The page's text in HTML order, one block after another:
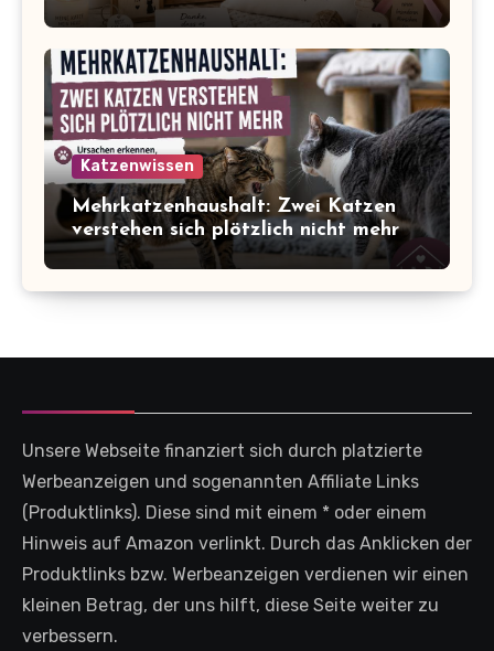
Katzenwissen
Mehrkatzenhaushalt: Zwei Katzen
verstehen sich plötzlich nicht mehr
Unsere Webseite finanziert sich durch platzierte
Werbeanzeigen und sogenannten Affiliate Links
(Produktlinks). Diese sind mit einem * oder einem
Hinweis auf Amazon verlinkt. Durch das Anklicken der
Produktlinks bzw. Werbeanzeigen verdienen wir einen
kleinen Betrag, der uns hilft, diese Seite weiter zu
verbessern.